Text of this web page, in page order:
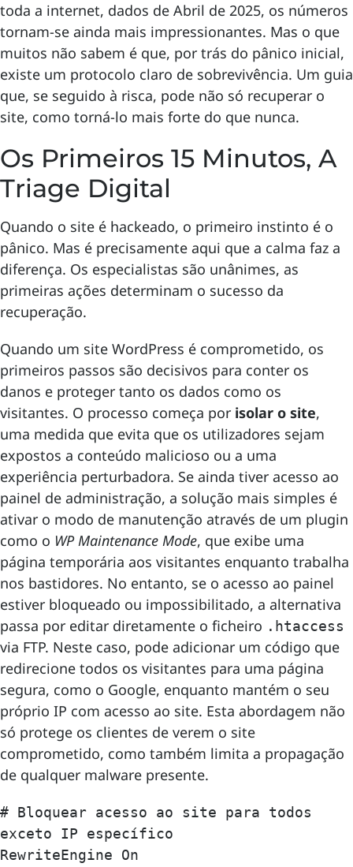
toda a internet, dados de Abril de 2025, os números
tornam-se ainda mais impressionantes. Mas o que
muitos não sabem é que, por trás do pânico inicial,
existe um protocolo claro de sobrevivência. Um guia
que, se seguido à risca, pode não só recuperar o
site, como torná-lo mais forte do que nunca.
Os Primeiros 15 Minutos, A
Triage Digital
Quando o site é hackeado, o primeiro instinto é o
pânico. Mas é precisamente aqui que a calma faz a
diferença. Os especialistas são unânimes, as
primeiras ações determinam o sucesso da
recuperação.
Quando um site WordPress é comprometido, os
primeiros passos são decisivos para conter os
danos e proteger tanto os dados como os
visitantes. O processo começa por isolar o site,
uma medida que evita que os utilizadores sejam
expostos a conteúdo malicioso ou a uma
experiência perturbadora. Se ainda tiver acesso ao
painel de administração, a solução mais simples é
ativar o modo de manutenção através de um plugin
como o WP Maintenance Mode, que exibe uma
página temporária aos visitantes enquanto trabalha
nos bastidores. No entanto, se o acesso ao painel
estiver bloqueado ou impossibilitado, a alternativa
passa por editar diretamente o ficheiro .htaccess
via FTP. Neste caso, pode adicionar um código que
redirecione todos os visitantes para uma página
segura, como o Google, enquanto mantém o seu
próprio IP com acesso ao site. Esta abordagem não
só protege os clientes de verem o site
comprometido, como também limita a propagação
de qualquer malware presente.
# Bloquear acesso ao site para todos
exceto IP específico
RewriteEngine On